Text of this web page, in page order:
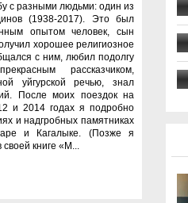
с разными людьми: один из
(1938-2017). Это был
опытом человек, сын
хорошее религиозное
с ним, любил подолгу
рассказчиком,
уйгурской речью, знал
После моих поездок на
и 2014 годах я подробно
и надгробных памятниках
и Кагалыке. (Позже я
книге «М...